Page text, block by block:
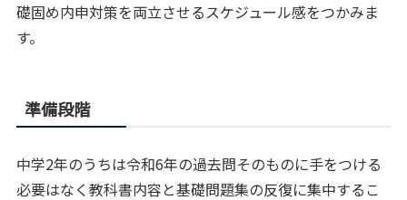
礎固め内申対策を両立させるスケジュール感をつかみま
す。
準備段階
中学2年のうちは令和6年の過去問そのものに手をつける
必要はなく教科書内容と基礎問題集の反復に集中するこ